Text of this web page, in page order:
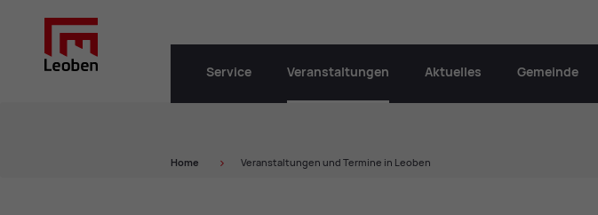
Service Veranstaltungen Aktuelles Gemeinde
Home Veranstaltungen und Termine in Leoben